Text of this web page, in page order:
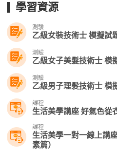
學習資源
測驗
乙級女裝技術士 模擬試
測驗
乙級女子美髮技術士 模
測驗
乙級男子理髮技術士 模
課程
生活美學講座 好氣色從
課程
生活美學一對一線上講
素篇）